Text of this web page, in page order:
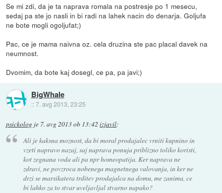
Se mi zdi, da je ta naprava romala na postresje po 1 mesecu,
sedaj pa ste jo nasli in bi radi na lahek nacin do denarja. Goljufa
ne bote mogli ogoljufat;)
Pac, ce je mama naivna oz. cela druzina ste pac placal davek na
neumnost.
Dvomim, da bote kaj dosegl, ce pa, pa javi;)
BigWhale
::7. avg 2013, 23:25
psickolog je 7. avg 2013 ob 13:42 izjavil:
Ali je kaksna moznost, da bi moral prodajalec vrniti kupnino in
vzeti napravo nazaj, saj naprava ponuja priblizno toliko koristi,
kot zegnana voda ali pa npr homeopatija. Ker naprava ne
zdravi, ne povzroca nobenega magnetnega valovanja, in ker ne
drzi se marsikatera trditev prodajalca na domu, me zanima, ce
bi lahko za to stvar uveljavljal stvarno napako?